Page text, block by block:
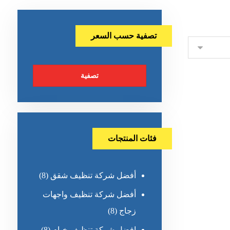
تصفية حسب السعر
تصفية
فئات المنتجات
أفضل شركة تنظيف شقق (8)
أفضل شركة تنظيف واجهات
زجاج (8)